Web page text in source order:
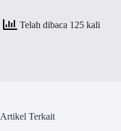
Telah dibaca 125 kali
Artikel Terkait